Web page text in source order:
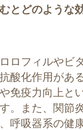
とどのような
ロフィルやビ
酸化作用があ
免疫力向上と
。また、関節
呼吸器系の健